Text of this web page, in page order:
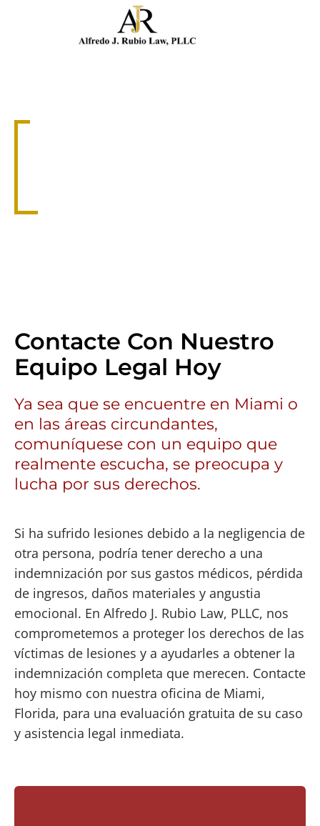
Contacte Con Nuestro
Equipo Legal Hoy
Ya sea que se encuentre en Miami o
en las áreas circundantes,
comuníquese con un equipo que
realmente escucha, se preocupa y
lucha por sus derechos.
Si ha sufrido lesiones debido a la negligencia de
otra persona, podría tener derecho a una
indemnización por sus gastos médicos, pérdida
de ingresos, daños materiales y angustia
emocional. En Alfredo J. Rubio Law, PLLC, nos
comprometemos a proteger los derechos de las
víctimas de lesiones y a ayudarles a obtener la
indemnización completa que merecen. Contacte
hoy mismo con nuestra oficina de Miami,
Florida, para una evaluación gratuita de su caso
y asistencia legal inmediata.